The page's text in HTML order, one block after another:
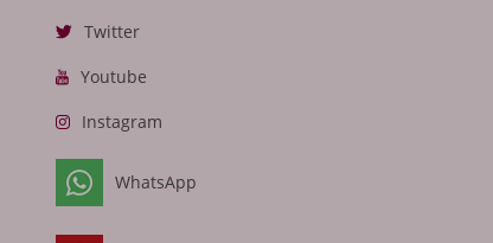
Twitter
Youtube
Instagram
WhatsApp